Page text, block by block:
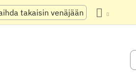
takaisin venäjään